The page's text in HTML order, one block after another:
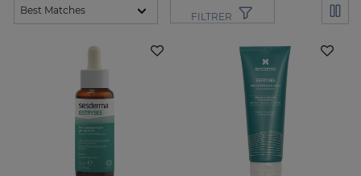
FILTRER